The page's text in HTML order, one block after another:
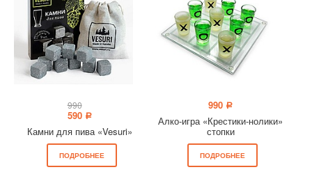
990
590 a
Камни для пива «Vesuri»
ПОДРОБНЕЕ
990 a
Алко-игра «Крестики-нолики»
стопки
ПОДРОБНЕЕ